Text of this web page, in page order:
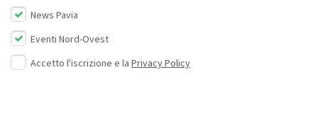
News Pavia
Eventi Nord-Ovest
Accetto l'iscrizione e la Privacy Policy